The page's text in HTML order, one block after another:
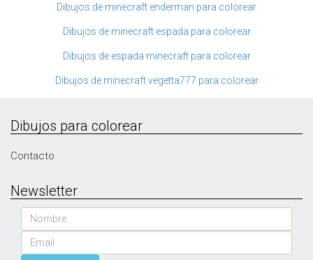
Dibujos de minecraft enderman para colorear
Dibujos de minecraft espada para colorear
Dibujos de espada minecraft para colorear
Dibujos de minecraft vegetta777 para colorear
Dibujos para colorear
Contacto
Newsletter
Nombre
Email